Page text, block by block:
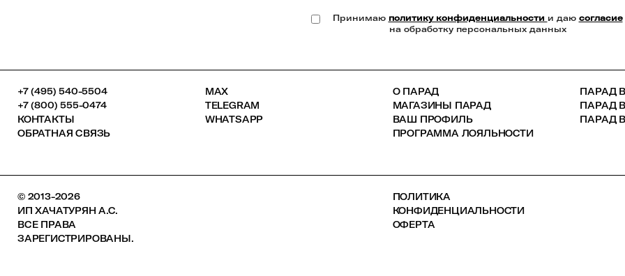
Принимаю политику конфиденциальности и даю согласие
на обработку персональных данных
+7 (495) 540-5504
+7 (800) 555-0474
КОНТАКТЫ
ОБРАТНАЯ СВЯЗЬ
MAX
TELEGRAM
WHATSAPP
О ПАРАД
МАГАЗИНЫ ПАРАД
ВАШ ПРОФИЛЬ
ПРОГРАММА ЛОЯЛЬНОСТИ
ПАРАД
ПАРАД В
ПАРАД В
© 2013-2026
ИП ХАЧАТУРЯН А.С.
ВСЕ ПРАВА
ЗАРЕГИСТРИРОВАНЫ.
ПОЛИТИКА
КОНФИДЕНЦИАЛЬНОСТИ
ОФЕРТА